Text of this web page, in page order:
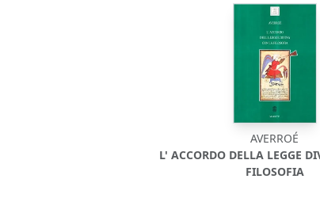
AVERROÉ
L' ACCORDO DELLA LEGGE
FILOSOFIA